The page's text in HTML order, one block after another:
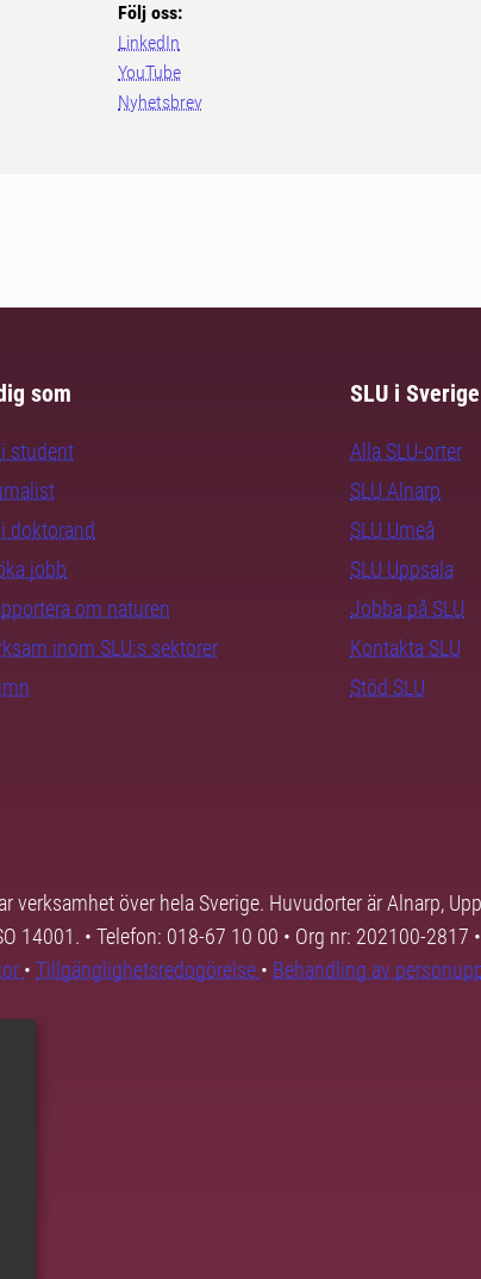
Följ oss:
LinkedIn
YouTube
Nyhetsbrev
som
student
doktorand
jobb
om naturen
inom SLU:s sektorer
SLU i Sverige
Alla SLU-orter
SLU Alnarp
SLU Umeå
SLU Uppsala
Jobba på SLU
Kontakta SLU
Stöd SLU
verksamhet över hela Sverige. Huvudorter är Alnarp,
14001. • Telefon: 018-67 10 00 • Org nr: 202100-2817 •
• Tillgänglighetsredogörelse • Behandling av